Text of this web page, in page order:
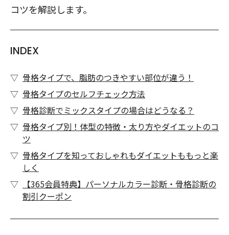
コツを解説します。
INDEX
骨格タイプで、脂肪のつきやすい部位が違う！
骨格タイプのセルフチェック方法
骨格診断でミックスタイプの場合はどうなる？
骨格タイプ別！体型の特徴・太り方やダイエットのコ
ツ
骨格タイプを知っておしゃれもダイエットももっと楽
しく
【365会員特典】パーソナルカラー診断・骨格診断の
割引クーポン